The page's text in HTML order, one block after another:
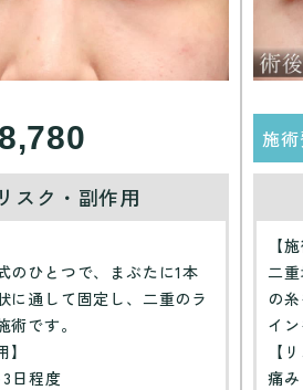
スク・副作用
のひとつで、まぶたに1本
に通して固定し、二重のラ
です。
日程度
施
【
二
の
イ
【
痛